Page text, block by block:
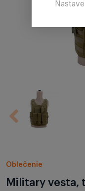
Oblečenie
Military vesta,